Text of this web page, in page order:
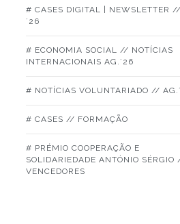
# CASES DIGITAL | NEWSLETTER
´26
# ECONOMIA SOCIAL // NOTÍCIAS
INTERNACIONAIS AG.´26
# NOTÍCIAS VOLUNTARIADO //
# CASES // FORMAÇÃO
# PRÉMIO COOPERAÇÃO E
SOLIDARIEDADE ANTÓNIO SÉRGIO
VENCEDORES